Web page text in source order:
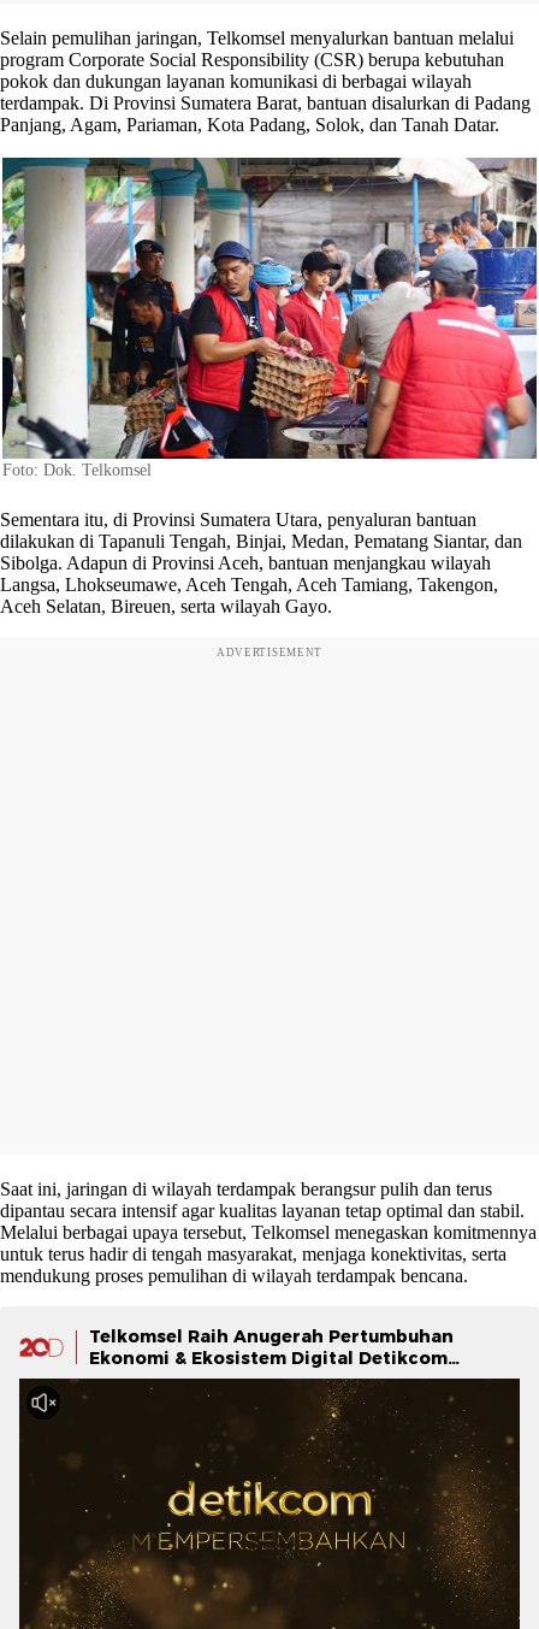
Selain pemulihan jaringan, Telkomsel menyalurkan bantuan melalui
program Corporate Social Responsibility (CSR) berupa kebutuhan
pokok dan dukungan layanan komunikasi di berbagai wilayah
terdampak. Di Provinsi Sumatera Barat, bantuan disalurkan di Padang
Panjang, Agam, Pariaman, Kota Padang, Solok, dan Tanah Datar.
Foto: Dok. Telkomsel
Sementara itu, di Provinsi Sumatera Utara, penyaluran bantuan
dilakukan di Tapanuli Tengah, Binjai, Medan, Pematang Siantar, dan
Sibolga. Adapun di Provinsi Aceh, bantuan menjangkau wilayah
Langsa, Lhokseumawe, Aceh Tengah, Aceh Tamiang, Takengon,
Aceh Selatan, Bireuen, serta wilayah Gayo.
ADVERTISEMENT
Saat ini, jaringan di wilayah terdampak berangsur pulih dan terus
dipantau secara intensif agar kualitas layanan tetap optimal dan stabil.
Melalui berbagai upaya tersebut, Telkomsel menegaskan komitmennya
untuk terus hadir di tengah masyarakat, menjaga konektivitas, serta
mendukung proses pemulihan di wilayah terdampak bencana.
Telkomsel Raih Anugerah Pertumbuhan
Ekonomi & Ekosistem Digital Detikcom
Awards 2025